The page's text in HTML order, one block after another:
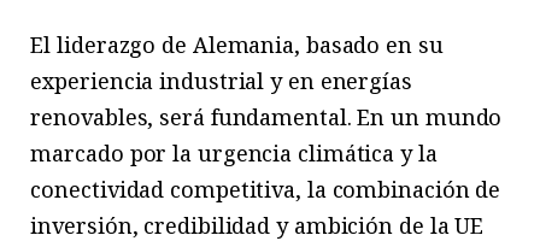
El liderazgo de Alemania, basado en su
experiencia industrial y en energías
renovables, será fundamental. En un mundo
marcado por la urgencia climática y la
conectividad competitiva, la combinación de
inversión, credibilidad y ambición de la UE